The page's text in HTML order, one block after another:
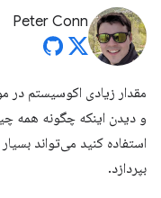
Peter Conn
مقدار زیادی اکوسیستم در
و دیدن اینکه چگونه همه
استفاده کنید می‌تواند
بپردازد.